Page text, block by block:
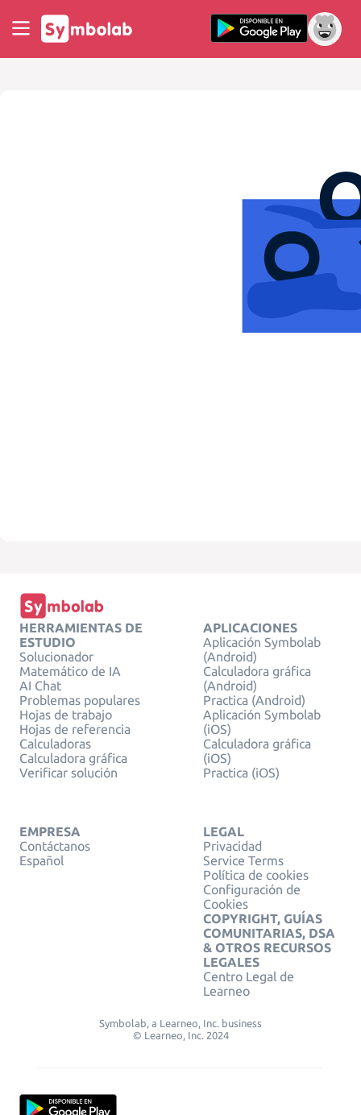
HERRAMIENTAS DE
ESTUDIO
Solucionador
Matemático de IA
AI Chat
Problemas populares
Hojas de trabajo
Hojas de referencia
Calculadoras
Calculadora gráfica
Verificar solución
APLICACIONES
Aplicación Symbolab
(Android)
Calculadora gráfica
(Android)
Practica (Android)
Aplicación Symbolab
(iOS)
Calculadora gráfica
(iOS)
Practica (iOS)
EMPRESA
Contáctanos
Español
LEGAL
Privacidad
Service Terms
Política de cookies
Configuración de
Cookies
COPYRIGHT, GUÍAS
COMUNITARIAS, DSA
& OTROS RECURSOS
LEGALES
Centro Legal de
Learneo
Symbolab, a Learneo, Inc. business
© Learneo, Inc. 2024